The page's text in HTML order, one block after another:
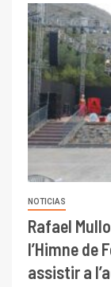
NOTICIAS
Rafael
l’Himne de
assistir a